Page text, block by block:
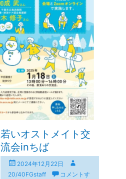
若いオストメイト交
流会inちば
投
稿
2024年12月22日
投
稿
20/40FGstaff
コメントす